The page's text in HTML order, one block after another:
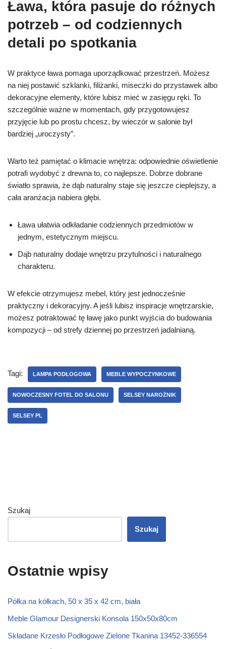
Ława, która pasuje do różnych
potrzeb – od codziennych
detali po spotkania
W praktyce ława pomaga uporządkować przestrzeń. Możesz
na niej postawić szklanki, filiżanki, miseczki do przystawek albo
dekoracyjne elementy, które lubisz mieć w zasięgu ręki. To
szczególnie ważne w momentach, gdy przygotowujesz
przyjęcie lub po prostu chcesz, by wieczór w salonie był
bardziej „uroczysty”.
Warto też pamiętać o klimacie wnętrza: odpowiednie oświetlenie
potrafi wydobyć z drewna to, co najlepsze. Dobrze dobrane
światło sprawia, że dąb naturalny staje się jeszcze cieplejszy, a
cała aranżacja nabiera głębi.
Ława ułatwia odkładanie codziennych przedmiotów w
jednym, estetycznym miejscu.
Dąb naturalny dodaje wnętrzu przytulności i naturalnego
charakteru.
W efekcie otrzymujesz mebel, który jest jednocześnie
praktyczny i dekoracyjny. A jeśli lubisz inspiracje wnętrzarskie,
możesz potraktować tę ławę jako punkt wyjścia do budowania
kompozycji – od strefy dziennej po przestrzeń jadalnianą.
Tagi: LAMPA PODŁOGOWA MEBLE WYPOCZYNKOWE
NOWOCZESNY FOTEL DO SALONU SELSEY NAROŻNIK
SELSEY PL
Szukaj
Szukaj
Ostatnie wpisy
Półka na kółkach, 50 x 35 x 42 cm, biała
Meble Glamour Designerski Konsola 150x50x80cm
Składane Krzesło Podłogowe Zielone Tkanina 13452-336554